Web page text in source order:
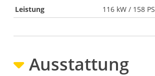
Leistung 116 kW / 158 PS
Ausstattung